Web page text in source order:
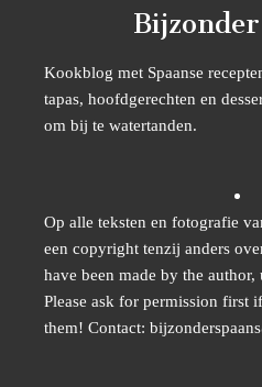
Kookblog met Spaanse
tapas, hoofdgerechten en
om bij te watertanden.
Op alle teksten en fotografie
een copyright tenzij anders
have been made by the
Please ask for permission first
them! Contact: